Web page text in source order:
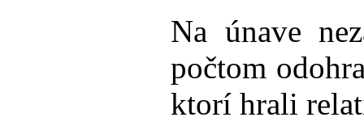
Na únave
počtom
ktorí hrali